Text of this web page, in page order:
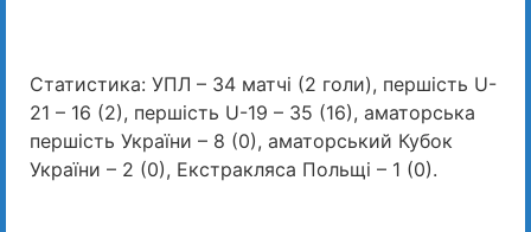
Статистика: УПЛ – 34 матчі (2 голи), першість U-
21 – 16 (2), першість U-19 – 35 (16), аматорська
першість України – 8 (0), аматорський Кубок
України – 2 (0), Екстракляса Польщі – 1 (0).